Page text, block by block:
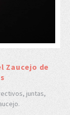
Zaucejo de
juntas,